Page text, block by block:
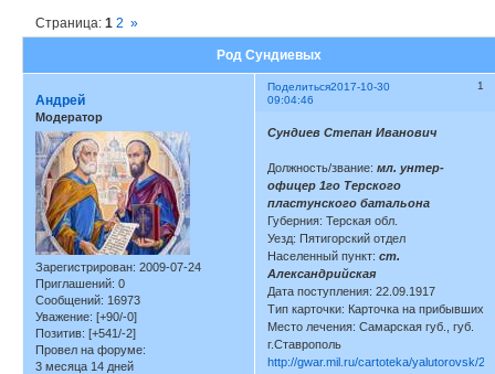
Род Сундиевых
Страница:1 2 »
Поделиться 1
2017-10-30
09:04:46
Андрей
Модератор
Зарегистрирован: 2009-07-24
Приглашений: 0
Сообщений: 16973
Уважение: [+90/-0]
Позитив: [+541/-2]
Провел на форуме:
3 месяца 14 дней
Сундиев Степан Иванович
Должность/звание:мл. унтер-
офицер 1го Терского
пластунского батальона
Губерния: Терская обл.
Уезд: Пятигорский отдел
Населенный пункт:ст.
Александрийская
Дата поступления: 22.09.1917
Тип карточки: Карточка на прибывших
Место лечения: Самарская губ., губ.
г.Ставрополь
http://gwar.mil.ru/cartoteka/yalutorovsk/